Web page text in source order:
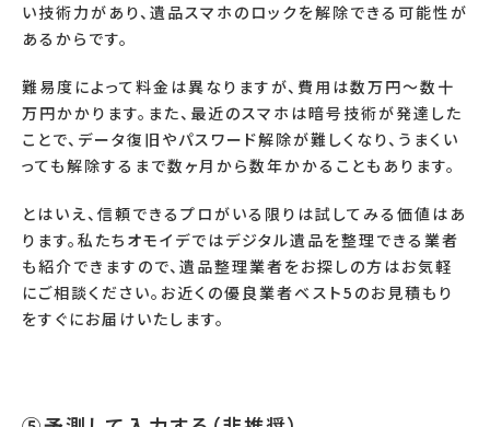
い技術力があり、遺品スマホのロックを解除できる可能性が
あるからです。
難易度によって料金は異なりますが、費用は数万円～数十
万円かかります。また、最近のスマホは暗号技術が発達した
ことで、データ復旧やパスワード解除が難しくなり、うまくい
っても解除するまで数ヶ月から数年かかることもあります。
とはいえ、信頼できるプロがいる限りは試してみる価値はあ
ります。私たちオモイデではデジタル遺品を整理できる業者
も紹介できますので、遺品整理業者をお探しの方はお気軽
にご相談ください。お近くの優良業者ベスト5のお見積もり
をすぐにお届けいたします。